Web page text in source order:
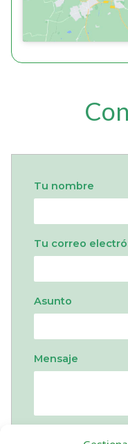
Tu nombre
Tu correo
Asunto
Mensaje